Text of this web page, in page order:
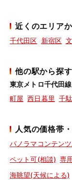
近くのエリア
千代田区 新宿区
他の駅から探す
東京メトロ千代田線
町屋 西日暮里 千
人気の価格帯
パノラマコンテンツ
ペット可(相談) 専
海眺望(天候による)